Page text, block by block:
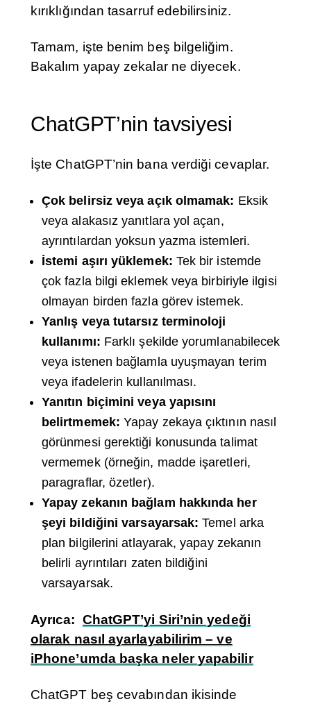
kırıklığından tasarruf edebilirsiniz.
Tamam, işte benim beş bilgeliğim.
Bakalım yapay zekalar ne diyecek.
ChatGPT’nin tavsiyesi
İşte ChatGPT’nin bana verdiği cevaplar.
Çok belirsiz veya açık olmamak: Eksik
veya alakasız yanıtlara yol açan,
ayrıntılardan yoksun yazma istemleri.
İstemi aşırı yüklemek: Tek bir istemde
çok fazla bilgi eklemek veya birbiriyle ilgisi
olmayan birden fazla görev istemek.
Yanlış veya tutarsız terminoloji
kullanımı: Farklı şekilde yorumlanabilecek
veya istenen bağlamla uyuşmayan terim
veya ifadelerin kullanılması.
Yanıtın biçimini veya yapısını
belirtmemek: Yapay zekaya çıktının nasıl
görünmesi gerektiği konusunda talimat
vermemek (örneğin, madde işaretleri,
paragraflar, özetler).
Yapay zekanın bağlam hakkında her
şeyi bildiğini varsayarsak: Temel arka
plan bilgilerini atlayarak, yapay zekanın
belirli ayrıntıları zaten bildiğini
varsayarsak.
Ayrıca: ChatGPT’yi Siri’nin yedeği
olarak nasıl ayarlayabilirim – ve
iPhone’umda başka neler yapabilir
ChatGPT beş cevabından ikisinde